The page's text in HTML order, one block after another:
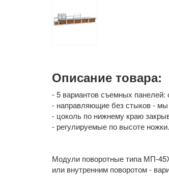
Описание товара:
- 5 вариантов съемных
- направляющие без стыков - мы
- цоколь по нижнему краю
- регулируемые по высоте ножки.
Модули поворотные типа МП-
или внутренним поворотом -